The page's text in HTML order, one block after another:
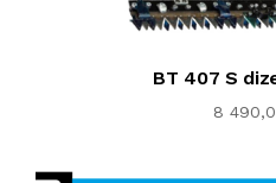
BT 407 S
8